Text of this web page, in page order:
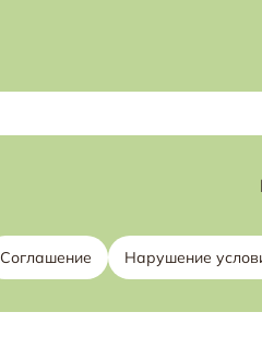
Соглашение Нарушение